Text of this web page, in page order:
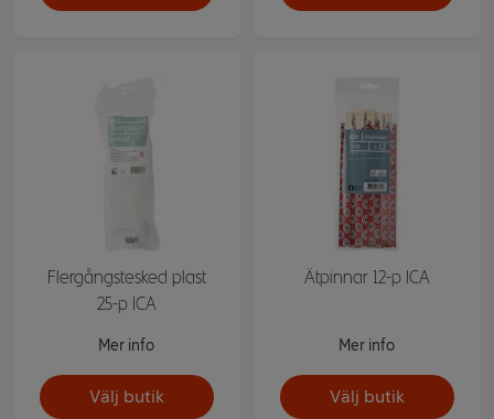
Flergångstesked plast
25-p ICA
Mer info
Välj butik
Ätpinnar 12-p ICA
Mer info
Välj butik